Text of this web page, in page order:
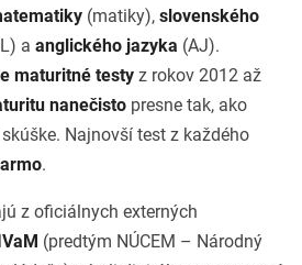
(matiky), slovenského
a anglického jazyka (AJ).
maturitné testy z rokov 2012 až
nanečisto presne tak, ako
Najnovší test z každého
.
z oficiálnych externých
(predtým NÚCEM – Národný